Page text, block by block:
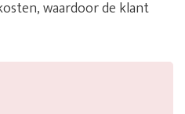
waardoor de klant